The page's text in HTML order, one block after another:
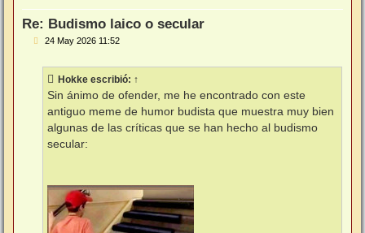
Re: Budismo laico o secular
M
24 May 2026 11:52
Hokke escribió: ↑
Sin ánimo de ofender, me he encontrado con este
antiguo meme de humor budista que muestra muy bien
algunas de las críticas que se han hecho al budismo
secular: